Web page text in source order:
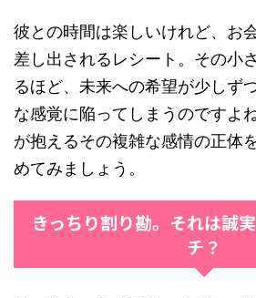
彼との時間は楽しいけれど、お
差し出されるレシート。その小
るほど、未来への希望が少しず
な感覚に陥ってしまうのですよ
が抱えるその複雑な感情の正体
めてみましょう。
きっちり割り勘。それは誠
チ？